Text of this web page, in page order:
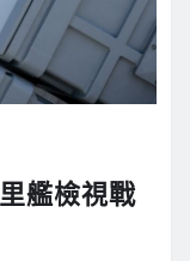
艦檢視戰